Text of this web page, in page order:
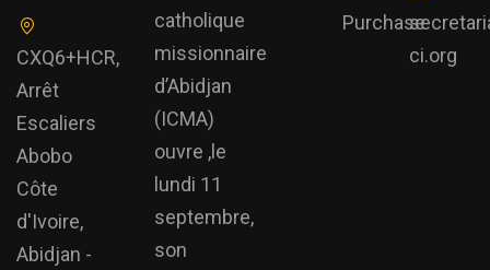
CXQ6+HCR,
Arrêt
Escaliers
Abobo
Côte
d'Ivoire,
Abidjan -
catholique
missionnaire
d’Abidjan
(ICMA)
ouvre ,le
lundi 11
septembre,
son
Purchase
ci.org